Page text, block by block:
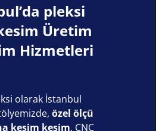
pleksi
Üretim
Hizmetleri
olarak İstanbul
özel ölçü
kesim kesim, CNC